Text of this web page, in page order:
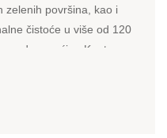
zelenih površina, kao i
čistoće u više od 120
sedam općina Kantona